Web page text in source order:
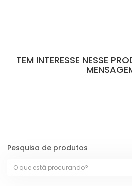
TEM INTERESSE NESSE
Pesquisa de produtos